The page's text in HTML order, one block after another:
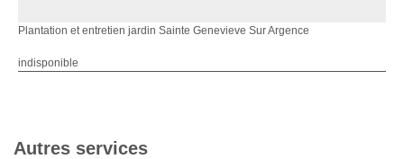
Plantation et entretien jardin Sainte Genevieve Sur Argence
indisponible
Autres services